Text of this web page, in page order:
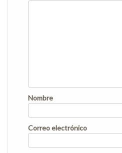
Nombre
Correo electrónico